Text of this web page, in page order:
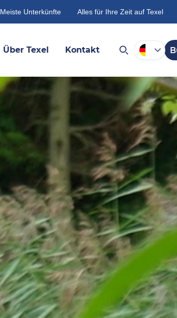
Meiste Unterkünfte Alles für Ihre Zeit auf Texel
Über Texel Kontakt